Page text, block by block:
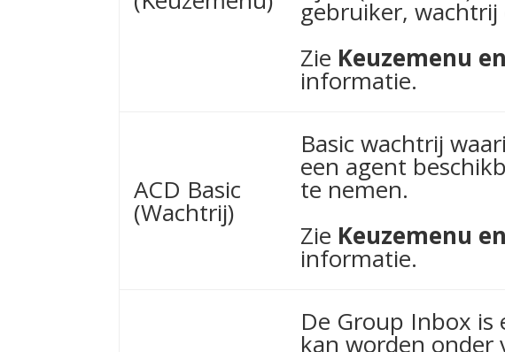
gebruiker,
Zie Keuzemenu
informatie.
ACD Basic
(Wachtrij)
Basic wachtrij
een agent
te nemen.
Zie Keuzemenu
informatie.
De Group Inbox is
kan worden onder